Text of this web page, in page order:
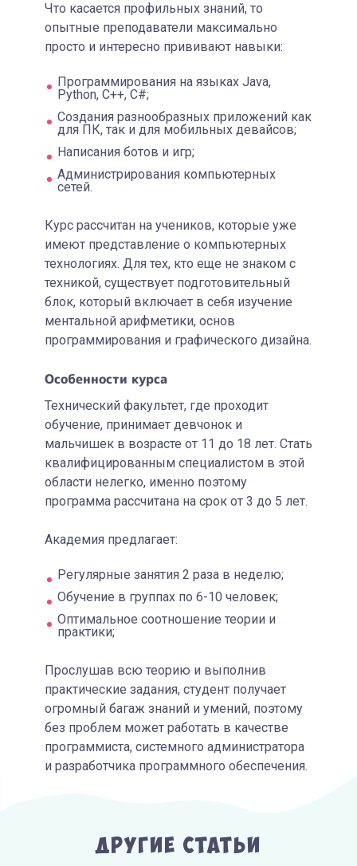
Что касается профильных знаний, то
опытные преподаватели максимально
просто и интересно прививают навыки:
Программирования на языках Java,
Python, C++, C#;
Создания разнообразных приложений как
для ПК, так и для мобильных девайсов;
Написания ботов и игр;
Администрирования компьютерных
сетей.
Курс рассчитан на учеников, которые уже
имеют представление о компьютерных
технологиях. Для тех, кто еще не знаком с
техникой, существует подготовительный
блок, который включает в себя изучение
ментальной арифметики, основ
программирования и графического дизайна.
Особенности курса
Технический факультет, где проходит
обучение, принимает девчонок и
мальчишек в возрасте от 11 до 18 лет. Стать
квалифицированным специалистом в этой
области нелегко, именно поэтому
программа рассчитана на срок от 3 до 5 лет.
Академия предлагает:
Регулярные занятия 2 раза в неделю;
Обучение в группах по 6-10 человек;
Оптимальное соотношение теории и
практики;
Прослушав всю теорию и выполнив
практические задания, студент получает
огромный багаж знаний и умений, поэтому
без проблем может работать в качестве
программиста, системного администратора
и разработчика программного обеспечения.
Другие Статьи